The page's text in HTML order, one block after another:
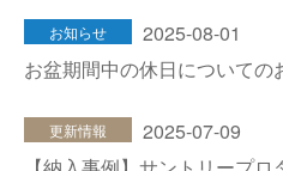
お知らせ
2025-08-01
お盆期間中の休日についての
更新情報
2025-07-09